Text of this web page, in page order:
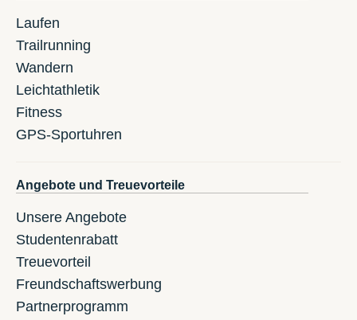
Laufen
Trailrunning
Wandern
Leichtathletik
Fitness
GPS-Sportuhren
Angebote und Treuevorteile
Unsere Angebote
Studentenrabatt
Treuevorteil
Freundschaftswerbung
Partnerprogramm